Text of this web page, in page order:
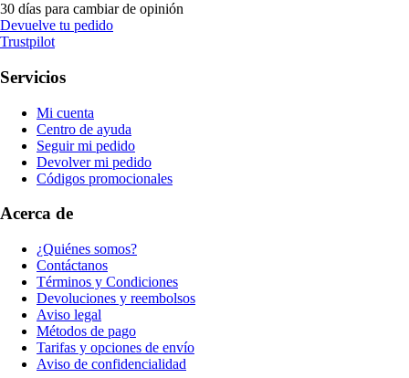
30 días para cambiar de opinión
Devuelve tu pedido
Trustpilot
Servicios
Mi cuenta
Centro de ayuda
Seguir mi pedido
Devolver mi pedido
Códigos promocionales
Acerca de
¿Quiénes somos?
Contáctanos
Términos y Condiciones
Devoluciones y reembolsos
Aviso legal
Métodos de pago
Tarifas y opciones de envío
Aviso de confidencialidad